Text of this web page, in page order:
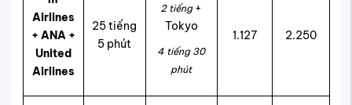
Airlines
+ ANA +
United
Airlines
25 tiếng
5 phút
2 tiếng +
Tokyo
4 tiếng 30
phút
1.127 2.250